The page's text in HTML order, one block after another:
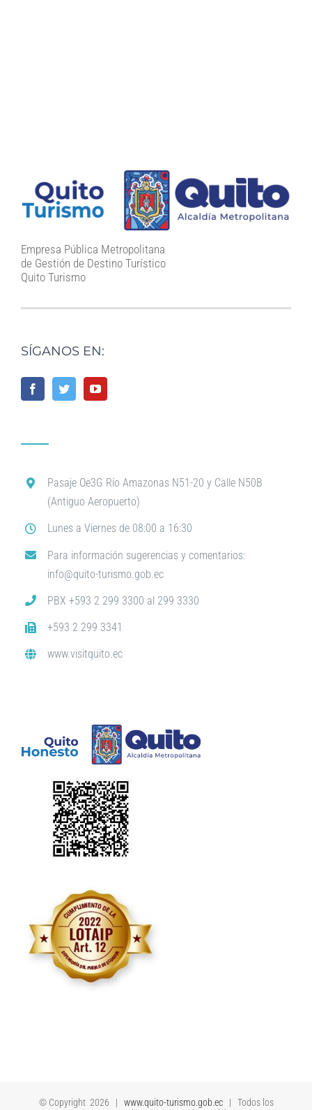
Empresa Pública Metropolitana
de Gestión de Destino Turístico
Quito Turismo
SÍGANOS EN:
Pasaje Oe3G Río Amazonas N51-20 y Calle N50B
(Antiguo Aeropuerto)
Lunes a Viernes de 08:00 a 16:30
Para información sugerencias y comentarios:
info@quito-turismo.gob.ec
PBX +593 2 299 3300 al 299 3330
+593 2 299 3341
www.visitquito.ec
© Copyright 2026 | www.quito-turismo.gob.ec| Todos los